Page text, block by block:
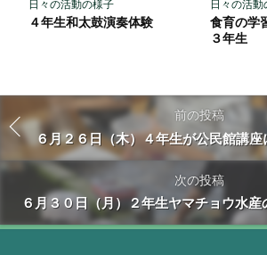
日々の活動の様子
４年生和太鼓演奏体験
日々の活動
食育の学
３年生
前の投稿
６月２６日（木）４年生が公民館講座
次の投稿
６月３０日（月）２年生ヤマチョウ水産